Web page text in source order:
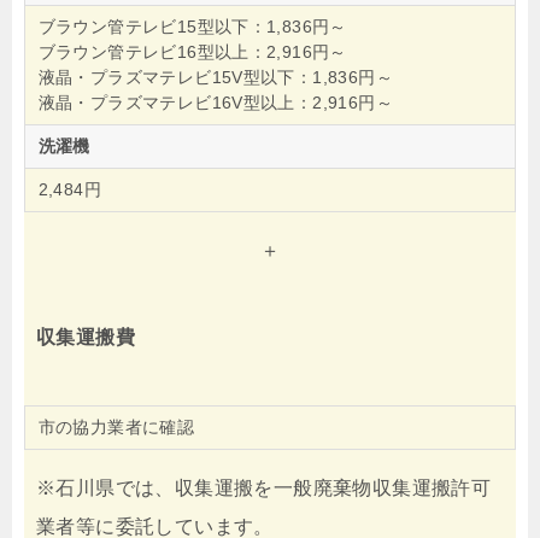
ブラウン管テレビ15型以下：1,836円～
ブラウン管テレビ16型以上：2,916円～
液晶・プラズマテレビ15V型以下：1,836円～
液晶・プラズマテレビ16V型以上：2,916円～
洗濯機
2,484円
＋
収集運搬費
市の協力業者に確認
※石川県では、収集運搬を一般廃棄物収集運搬許可
業者等に委託しています。